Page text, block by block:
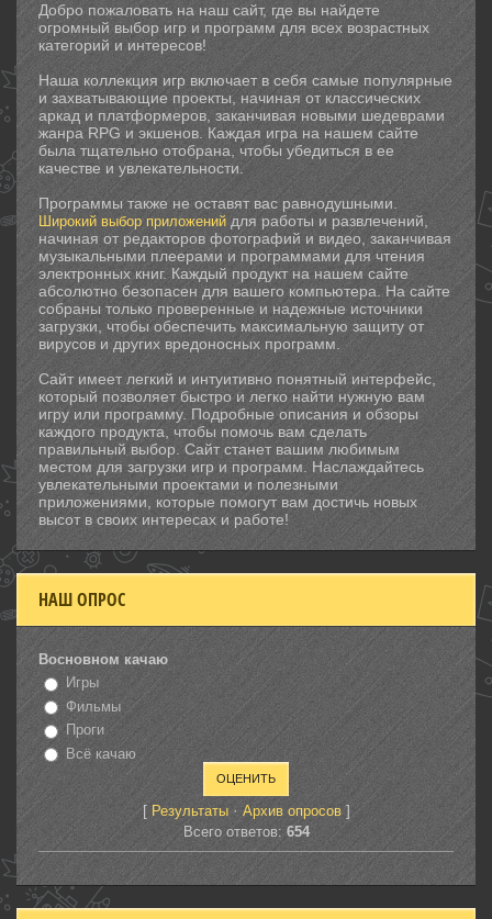
Добро пожаловать на наш сайт, где вы найдете
огромный выбор игр и программ для всех возрастных
категорий и интересов!
Наша коллекция игр включает в себя самые популярные
и захватывающие проекты, начиная от классических
аркад и платформеров, заканчивая новыми шедеврами
жанра RPG и экшенов. Каждая игра на нашем сайте
была тщательно отобрана, чтобы убедиться в ее
качестве и увлекательности.
Программы также не оставят вас равнодушными.
Широкий выбор приложений для работы и развлечений,
начиная от редакторов фотографий и видео, заканчивая
музыкальными плеерами и программами для чтения
электронных книг. Каждый продукт на нашем сайте
абсолютно безопасен для вашего компьютера. На сайте
собраны только проверенные и надежные источники
загрузки, чтобы обеспечить максимальную защиту от
вирусов и других вредоносных программ.
Сайт имеет легкий и интуитивно понятный интерфейс,
который позволяет быстро и легко найти нужную вам
игру или программу. Подробные описания и обзоры
каждого продукта, чтобы помочь вам сделать
правильный выбор. Сайт станет вашим любимым
местом для загрузки игр и программ. Наслаждайтесь
увлекательными проектами и полезными
приложениями, которые помогут вам достичь новых
высот в своих интересах и работе!
НАШ ОПРОС
Восновном качаю
Игры
Фильмы
Проги
Всё качаю
[ Результаты· Архив опросов]
Всего ответов: 654